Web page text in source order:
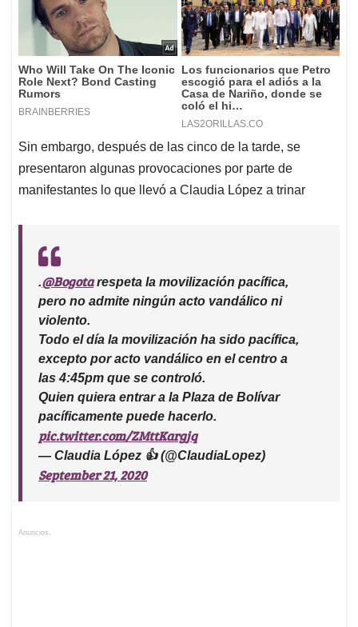
Sin embargo, después de las cinco de la tarde, se
presentaron algunas provocaciones por parte de
manifestantes lo que llevó a Claudia López a trinar
.@Bogotarespeta la movilización pacífica,
pero no admite ningún acto vandálico ni
violento.
Todo el día la movilización ha sido pacífica,
excepto por acto vandálico en el centro a
las 4:45pm que se controló.
Quien quiera entrar a la Plaza de Bolívar
pacíficamente puede hacerlo.
pic.twitter.com/ZMttKargjq
— Claudia López 👍 (@ClaudiaLopez)
September 21, 2020
Anuncios.